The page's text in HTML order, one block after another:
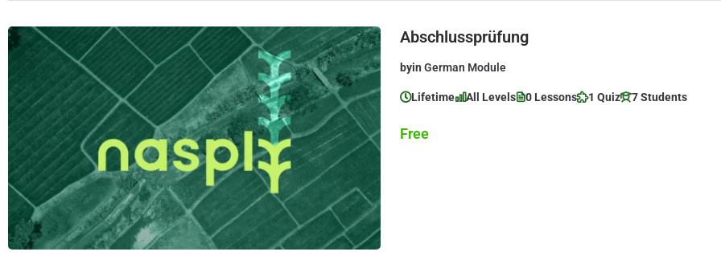
Abschlussprüfung
byin German Module
Lifetime All Levels 0 Lessons 1 Quiz 7 Students
Free